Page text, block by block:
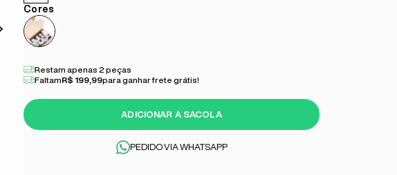
ADICIONAR A SACOLA
Restam apenas 2 peças
FaltamR$ 199,99para ganhar frete grátis!
PEDIDO VIA WHATSAPP